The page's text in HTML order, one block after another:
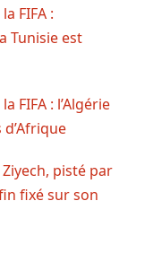
FIFA :
Tunisie est
FIFA : l’Algérie
pisté par
fixé sur son